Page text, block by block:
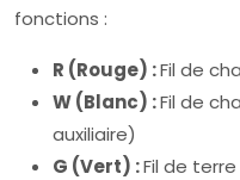
fonctions :
R (Rouge) :Fil de
W (Blanc) :Fil de
auxiliaire)
G (Vert) :Fil de